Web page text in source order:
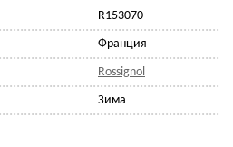
R153070
Франция
Rossignol
Зима